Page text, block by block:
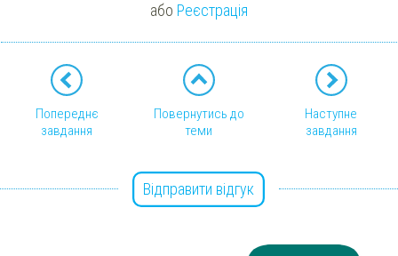
або Реєстрація
Попереднє
завдання
Повернутись до
теми
Наступне
завдання
Відправити відгук